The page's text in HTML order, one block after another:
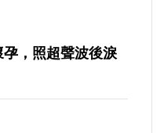
，照超聲波後淚